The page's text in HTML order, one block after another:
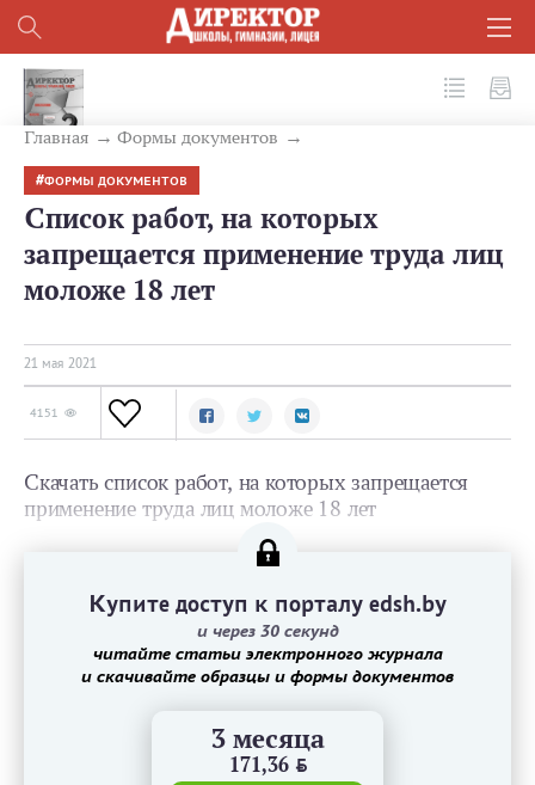
Главная Формы документов
ФОРМЫ ДОКУМЕНТОВ
Список работ, на которых
запрещается применение труда лиц
моложе 18 лет
21 мая 2021
4151
Скачать список работ, на которых запрещается
применение труда лиц моложе 18 лет
Купите доступ к порталу edsh.by
и через 30 секунд
читайте статьи электронного журнала
и скачивайте образцы и формы документов
3 месяца
171,36 BYN